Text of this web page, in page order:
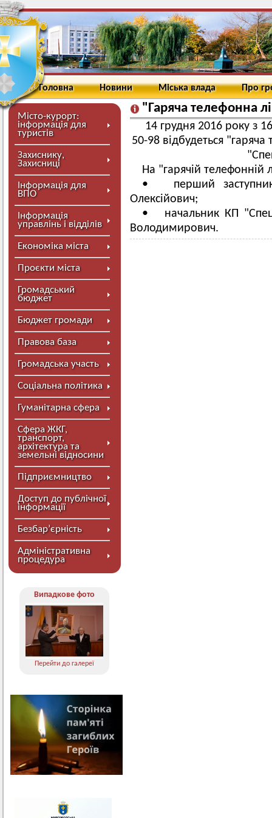
Головна Новини Міська влада Про
Місто-курорт:
інформація для
туристів
Захиснику,
Захисниці
Інформація для
ВПО
Інформація
управлінь і відділів
Економіка міста
Проєкти міста
Громадський
бюджет
Бюджет громади
Правова база
Громадська участь
Соціальна політика
Гуманітарна сфера
Сфера ЖКГ,
транспорт,
архітектура та
земельні відносини
Підприємництво
Доступ до публічної
інформації
Безбар’єрність
Адміністративна
процедура
Випадкове фото
Перейти до галереї
"Гаряча телефонна
14 грудня 2016 року з
50-98 відбудеться
На "гарячій телефонній
• перший заступник
Олексійович;
• начальник КП
Володимирович.